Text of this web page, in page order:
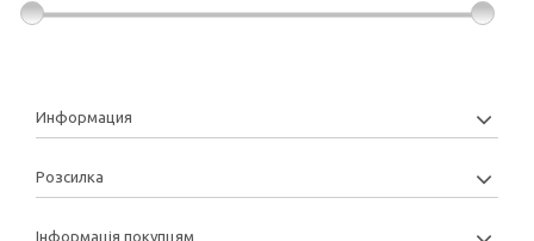
Информация
Розсилка
Інформація покупцям